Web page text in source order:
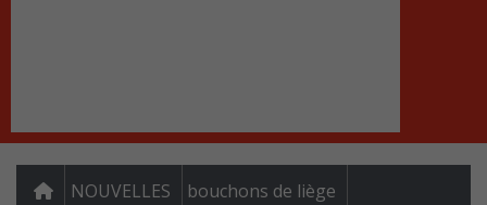
NOUVELLES bouchons de liège